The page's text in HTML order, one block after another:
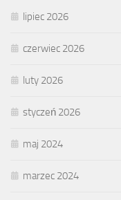
lipiec 2026
czerwiec 2026
luty 2026
styczeń 2026
maj 2024
marzec 2024